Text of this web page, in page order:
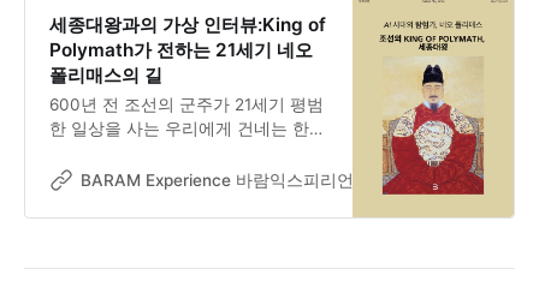
세종대왕과의 가상 인터뷰:King of
Polymath가 전하는 21세기 네오
폴리매스의 길
600년 전 조선의 군주가 21세기 평범
한 일상을 사는 우리에게 건네는 한마
매스가 될 수 있네.” 한글 창제부터 천
Polymath, 세종대왕과의 시공간을 넘
BARAM Experience 바람익스피리언스 Dr. Jooseok Oh